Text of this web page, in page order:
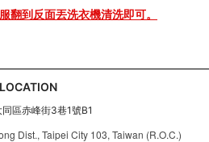
翻到反面丟洗衣機清洗即可。
LOCATION
區赤峰街3巷1號B1
Dist., Taipei City 103, Taiwan (R.O.C.)